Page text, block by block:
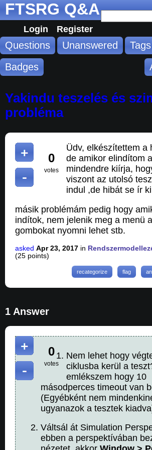
FTSRG Q&A
Login Register
Questions Unanswered Tags
Badges
Yakindu teszelés és
probléma
0
votes
Üdv, elkészítettem a
de amikor elindítom
mindendre kiírja,
viszont az utolsó
indul ,de hibát se ír
másik problémám pedig hogy
indítok, nem jelenik meg a menü
gombokat nyomni lehet stb.
asked Apr 23, 2017 in
(25 points)
1 Answer
0
votes
Nem lehet hogy
ciklusba kerül a
emlékszem hogy 10
másodperces timeout van
(Egyébként nem
ugyanazok a tesztek
Váltsál át Simulation
ebben a perspektívában